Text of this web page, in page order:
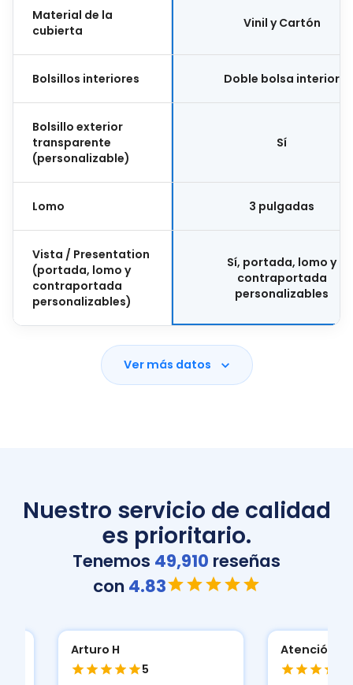
Material de la
cubierta
Vinil y Cartón
Bolsillos interiores Doble bolsa interior
Bolsillo exterior
transparente
(personalizable)
Sí
Lomo 3 pulgadas
Vista / Presentation
(portada, lomo y
contraportada
personalizables)
Sí, portada, lomo y
contraportada
personalizables
Ver más datos
Nuestro servicio de calidad
es prioritario.
Tenemos 49,910 reseñas
con 4.83
Atención y